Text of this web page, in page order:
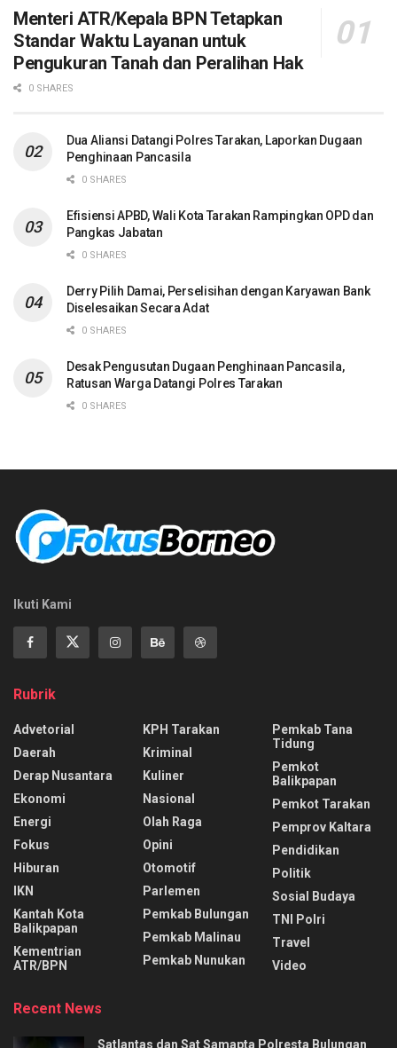
Menteri ATR/Kepala BPN Tetapkan
Standar Waktu Layanan untuk
Pengukuran Tanah dan Peralihan Hak
0 SHARES
Dua Aliansi Datangi Polres Tarakan, Laporkan Dugaan
Penghinaan Pancasila
0 SHARES
Efisiensi APBD, Wali Kota Tarakan Rampingkan OPD dan
Pangkas Jabatan
0 SHARES
Derry Pilih Damai, Perselisihan dengan Karyawan Bank
Diselesaikan Secara Adat
0 SHARES
Desak Pengusutan Dugaan Penghinaan Pancasila,
Ratusan Warga Datangi Polres Tarakan
0 SHARES
Ikuti Kami
Rubrik
Advetorial
Daerah
Derap Nusantara
Ekonomi
Energi
Fokus
Hiburan
IKN
Kantah Kota
Balikpapan
Kementrian
ATR/BPN
KPH Tarakan
Kriminal
Kuliner
Nasional
Olah Raga
Opini
Otomotif
Parlemen
Pemkab Bulungan
Pemkab Malinau
Pemkab Nunukan
Pemkab Tana
Tidung
Pemkot
Balikpapan
Pemkot Tarakan
Pemprov Kaltara
Pendidikan
Politik
Sosial Budaya
TNI Polri
Travel
Video
Recent News
Satlantas dan Sat Samapta Polresta Bulungan